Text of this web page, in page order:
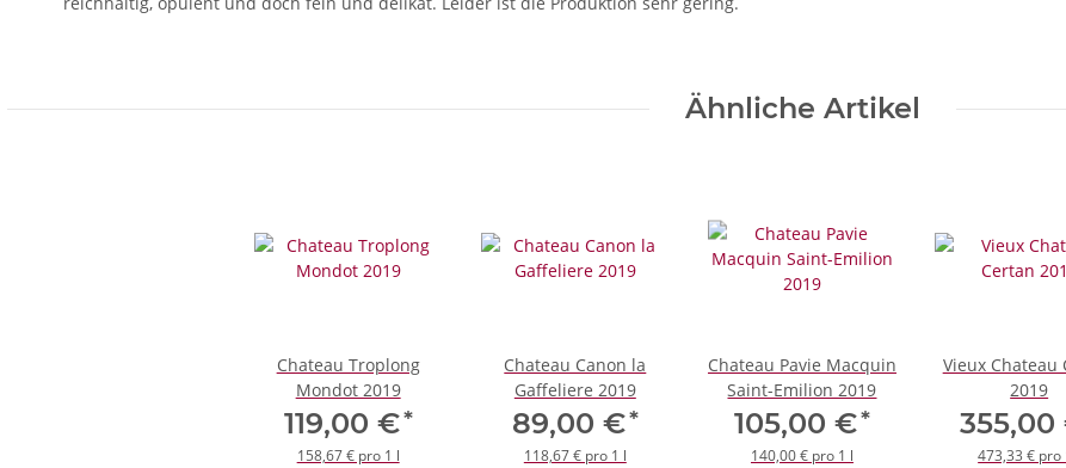
Ähnliche Artikel
Chateau Troplong
Mondot 2019
119,00 €*
158,67 € pro 1 l
Chateau Canon la
Gaffeliere 2019
89,00 €*
118,67 € pro 1 l
Chateau Pavie Macquin
Saint-Emilion 2019
105,00 €*
140,00 € pro 1 l
Vieux Chateau
2019
473,33 € pro